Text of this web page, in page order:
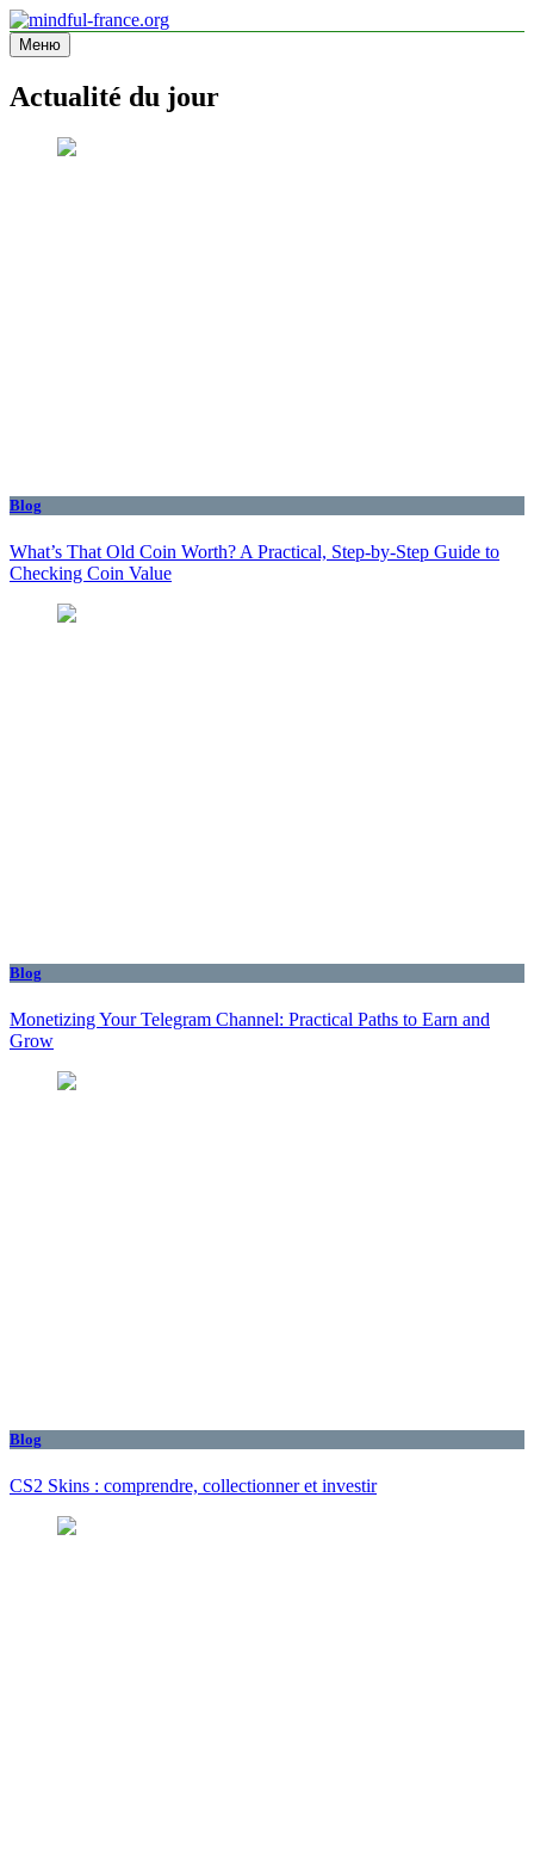
Перейти
к
содержимому
mindful-france.org
Site d'information
Меню
Actualité du jour
Blog
What’s That Old Coin Worth? A Practical, Step‑by‑Step Guide to
Checking Coin Value
Blog
Monetizing Your Telegram Channel: Practical Paths to Earn and
Grow
Blog
CS2 Skins : comprendre, collectionner et investir